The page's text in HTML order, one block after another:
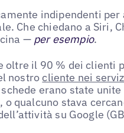
indipendenti per
Che chiedano a Siri,
— per esempio.
oltre il 90 % dei clienti
nostrocliente nei
erano state
qualcuno stava
su Google